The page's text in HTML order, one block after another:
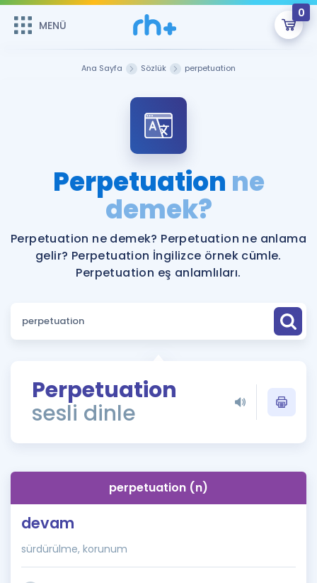
MENÜ
0
Şifremi Hatırlamıyorum
Sepetin Şu An Boş.
Remzi Hoca ile seni sınava hazırlayacak onlarca eğitim seni
bekliyor!
MENÜ
Katılımcı Görüşleri
Faydalı Araçlar
Ücretsiz Kaynaklar
ÖSYM Sınav Takvimi
Kampanyalar
İngilizce Gramer
İngilizce Gramer
Ana Sayfa Sözlük perpetuation
Perpetuation ne
demek?
Perpetuation ne demek? Perpetuation ne anlama
gelir? Perpetuation İngilizce örnek cümle.
Perpetuation eş anlamlıları.
Perpetuation
sesli dinle
perpetuation (n)
devam
sürdürülme, korunum